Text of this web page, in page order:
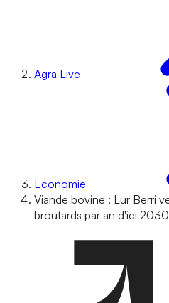
Agra Live
Economie
Viande bovine : Lur Berri
broutards par an d'ici 2030